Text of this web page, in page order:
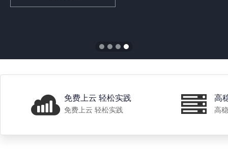
免费上云 轻松实践
免费上云 轻松实践
高
高